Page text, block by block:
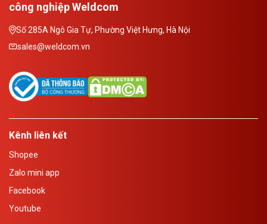
công nghiệp Weldcom
Số 285A Ngô Gia Tự, Phường Việt Hưng, Hà Nội
sales@weldcom.vn
Kênh liên kết
Shopee
Zalo mini app
Facebook
Youtube